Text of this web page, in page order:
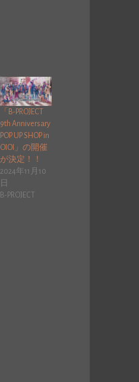
「B-PROJECT
9th Anniversary
POP UP SHOP in
OIOI」の開催
が決定！！
2024年11月10
日
B-PROJECT